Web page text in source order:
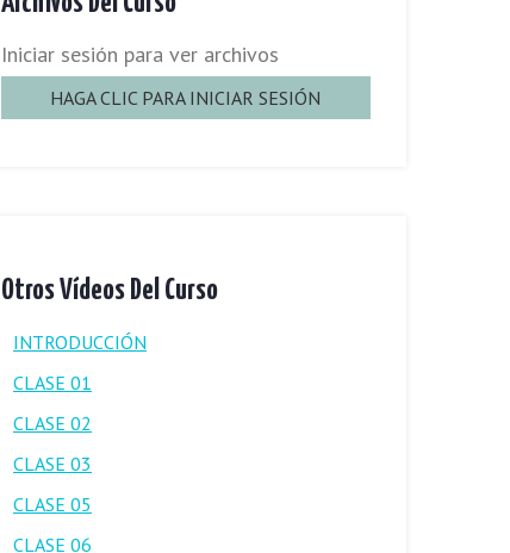
Iniciar sesión para ver archivos
HAGA CLIC PARA INICIAR SESIÓN
Otros Vídeos Del Curso
INTRODUCCIÓN
CLASE 01
CLASE 02
CLASE 03
CLASE 05
CLASE 06